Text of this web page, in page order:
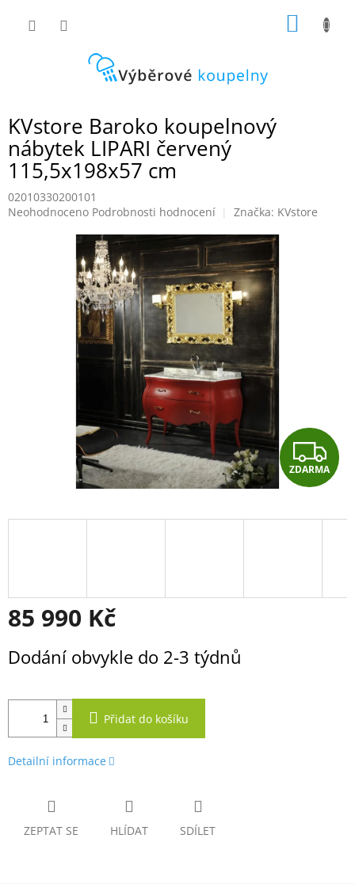
KVstore Baroko koupelnový
nábytek LIPARI červený
115,5x198x57 cm
02010330200101
Průměrné
Neohodnoceno Podrobnosti hodnocení Značka: KVstore
Z
D
A
ZDARMA
85 990 Kč
cena:
Dodání obvykle do 2-3 týdnů
Přidat do košíku
Detailní informace
ZEPTAT SE HLÍDAT SDÍLET